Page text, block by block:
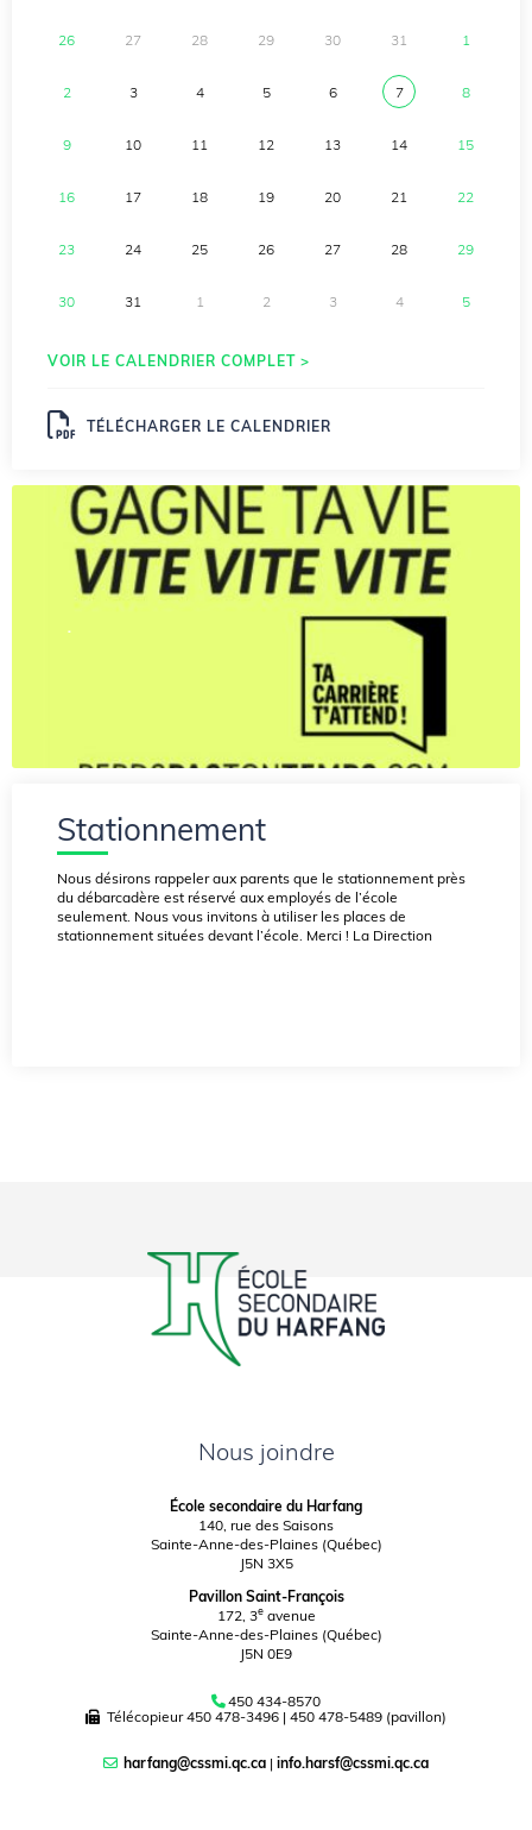
26 27 28 29 30 31 1
2 3 4 5 6 7 8
9 10 11 12 13 14 15
16 17 18 19 20 21 22
23 24 25 26 27 28 29
30 31 1 2 3 4 5
VOIR LE CALENDRIER COMPLET >
TÉLÉCHARGER LE CALENDRIER
.
Stationnement
Nous désirons rappeler aux parents que le stationnement près
du débarcadère est réservé aux employés de l’école
seulement. Nous vous invitons à utiliser les places de
stationnement situées devant l’école. Merci ! La Direction
Nous joindre
École secondaire du Harfang
140, rue des Saisons
Sainte-Anne-des-Plaines (Québec)
J5N 3X5
Pavillon Saint-François
172, 3eavenue
Sainte-Anne-des-Plaines (Québec)
J5N 0E9
450 434-8570
Télécopieur450 478-3496| 450 478-5489 (pavillon)
harfang@cssmi.qc.ca |info.harsf@cssmi.qc.ca